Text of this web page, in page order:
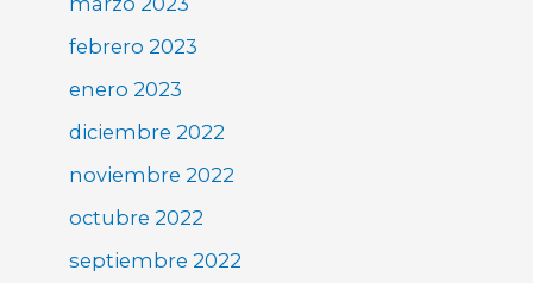
febrero 2023
enero 2023
diciembre 2022
noviembre 2022
octubre 2022
septiembre 2022